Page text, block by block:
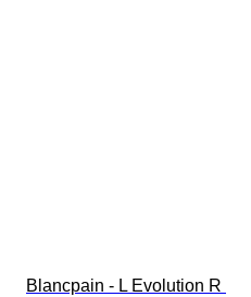
Blancpain - L Evolution R